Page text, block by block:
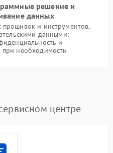
решение и
данных
и инструментов,
данными:
и
необходимости
центре